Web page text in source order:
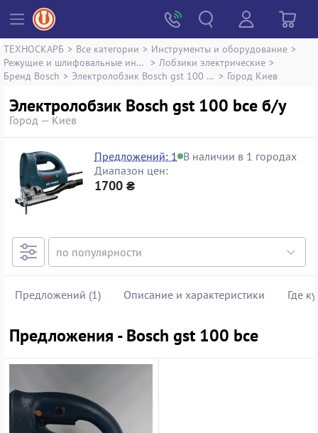
ТЕХНОСКАРБ > Все категории > Инструменты и оборудование >
Режущие и шлифовальные инструменты > Лобзики электрические >
Бренд Bosch > Электролобзик Bosch gst 100 bce > Город Киев
Электролобзик Bosch gst 100 bce б/у
Город — Киев
Предложений: 1 В наличии в 1 городах
Диапазон цен:
1700 ₴
Предложений (1) Описание и характеристики Где
Предложения - Bosch gst 100 bce